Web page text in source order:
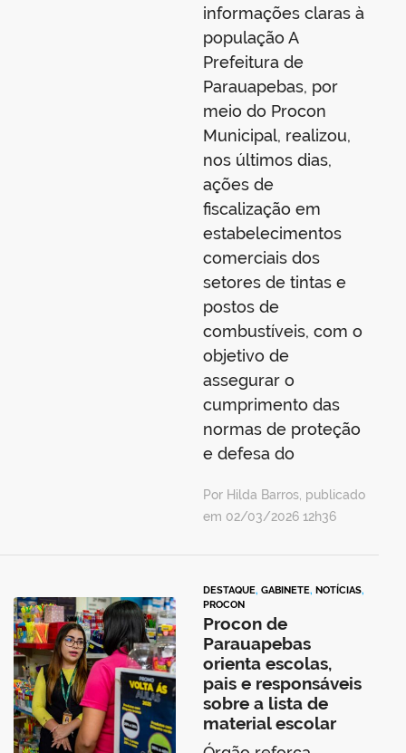
informações claras à
população A
Prefeitura de
Parauapebas, por
meio do Procon
Municipal, realizou,
nos últimos dias,
ações de
fiscalização em
estabelecimentos
comerciais dos
setores de tintas e
postos de
combustíveis, com o
objetivo de
assegurar o
cumprimento das
normas de proteção
e defesa do
Por Hilda Barros, publicado
em 02/03/2026 12h36
DESTAQUE, GABINETE, NOTÍCIAS,
PROCON
Procon de
Parauapebas
orienta escolas,
pais e responsáveis
sobre a lista de
material escolar